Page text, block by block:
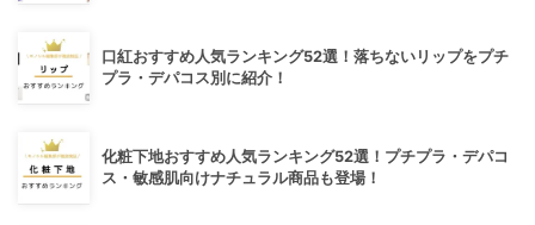
口紅おすすめ人気ランキング52選！落ちないリップをプチ
プラ・デパコス別に紹介！
化粧下地おすすめ人気ランキング52選！プチプラ・デパコ
ス・敏感肌向けナチュラル商品も登場！